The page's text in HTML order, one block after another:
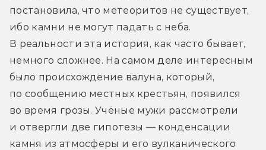
постановила, что метеоритов не существует,
ибо камни не могут падать с неба.
В реальности эта история, как часто бывает,
немного сложнее. На самом деле интересным
было происхождение валуна, который,
по сообщению местных крестьян, появился
во время грозы. Учёные мужи рассмотрели
и отвергли две гипотезы — конденсации
камня из атмосферы и его вулканического